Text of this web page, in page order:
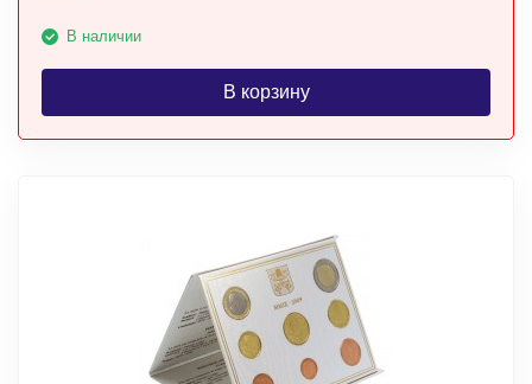
В наличии
В корзину